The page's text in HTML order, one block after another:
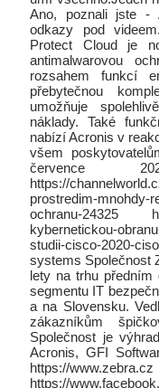
Ano, poznali jste -
odkazy pod
Protect Cloud je
antimalwarovou
rozsahem funkcí
přebytečnou
umožňuje
náklady. Také
nabízí Acronis v
všem
července
https://
prostredim-mnohdy-
ochranu-24325
kybernetickou-
studii-cisco-2020-
systems Společnost
lety na trhu předním
segmentu IT
a na Slovensku.
zákazníkům
Společnost je
Acronis, GFI
https://
https://